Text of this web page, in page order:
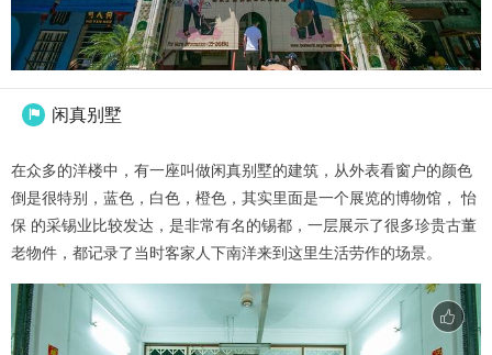
 闲真别墅
在众多的洋楼中，有一座叫做闲真别墅的建筑，从外表看窗户的颜色
倒是很特别，蓝色，白色，橙色，其实里面是一个展览的博物馆， 怡
保 的采锡业比较发达，是非常有名的锡都，一层展示了很多珍贵古董
老物件，都记录了当时客家人下南洋来到这里生活劳作的场景。